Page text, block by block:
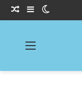
Willekeurig Artikel
Sidebar